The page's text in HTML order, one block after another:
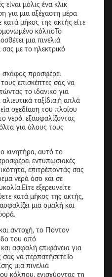
είναι μόλις ένα κλικ
για μια αξέχαστη μέρα
κατά μήκος της ακτής είτε
κόλποΤο
μια πινελιά
σας με το ηλεκτρικό
σκάφος προσφέρει
επισκέπτες σας να
το ιδανικό για
ταξίδια,ή απλά
σχεδίαση του πλοίου
νερό, εξασφαλίζοντας
για όλους τους
κινητήρα, αυτό το
εντυπωσιακές
επιτρέποντάς σας
νερά όσο και σε
εξερευνείτε
κατά μήκος της ακτής,
μια ομαλή και
αντοχή, το Πόντον
του από
ασφαλή επιφάνεια για
σας να περπατήσετεΤο
μια πινελιά
κόλπου, ενισχύοντας τη